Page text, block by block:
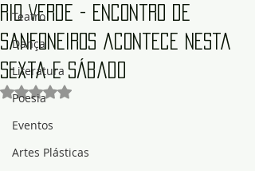
Teatro
Dança
Literatura
Poesia
Eventos
Artes Plásticas
Rio Verde - Encontro de
Sanfoneiros acontece nesta
sexta e sábado
Avaliado com NaN de 5 estrelas.